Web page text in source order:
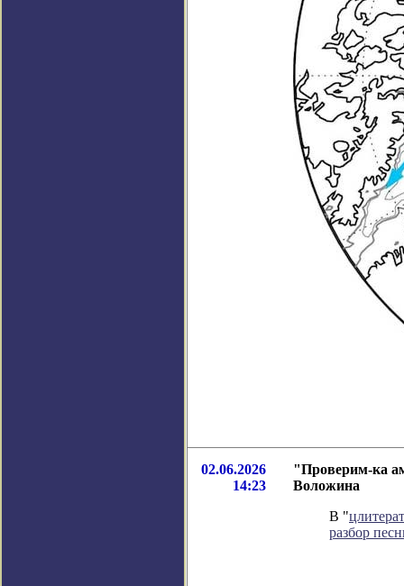
02.06.2026
14:23
"Проверим-ка
Воложина
В "
разбор